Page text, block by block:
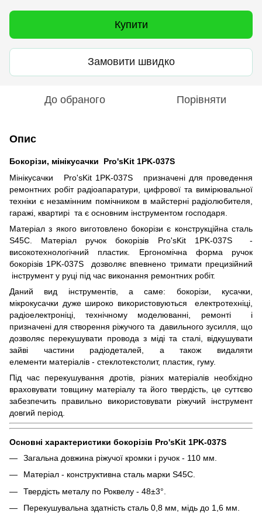
Купити
Замовити швидко
До обраного Порівняти
Опис
Бокорізи, мінікусачки Pro'sKit 1PK-037S
Мінікусачки Pro'sKit 1PK-037S призначені для проведення
ремонтних робіт радіоапаратури, цифрової та вимірювальної
техніки є незамінним помічником в майстерні радіолюбителя,
гаражі, квартирі та є основним інструментом господаря.
Матеріал з якого виготовлено бокорізи є конструкційна сталь
S45C. Матеріал ручок бокорізів Pro'sKit 1PK-037S -
високотехнологічний пластик. Ергономічна форма ручок
бокорізів 1PK-037S дозволяє впевнено тримати прецизійний
інструмент у руці під час виконання ремонтних робіт.
Даний вид інструментів, а саме: бокорізи, кусачки,
мікрокусачки дуже широко використовуються електротехніці,
радіоелектроніці, технічному моделюванні, ремонті і
призначені для створення ріжучого та давильного зусилля, що
дозволяє перекушувати провода з міді та сталі, відкушувати
зайві частини радіодеталей, а також видаляти
елементи матеріалів - стеклотекстолит, пластик, гуму.
Під час перекушування дротів, різних матеріалів необхідно
враховувати товщину матеріалу та його твердість, це суттєво
забезпечить правильно використовувати ріжучий інструмент
довгий період.
Основні характеристики бокорізів Pro'sKit 1PK-037S
Загальна довжина ріжучої кромки і ручок - 110 мм.
Матеріал - конструктивна сталь марки S45C.
Твердість металу по Роквелу - 48±3°.
Перекушувальна здатність сталь 0,8 мм, мідь до 1,6 мм.